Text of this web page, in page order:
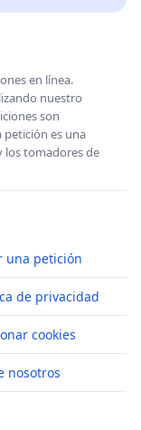
en línea.
nuestro
son
petición es una
los tomadores de
una petición
de privacidad
cookies
nosotros